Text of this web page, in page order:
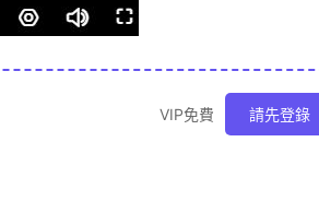
VIP免費 請先登錄